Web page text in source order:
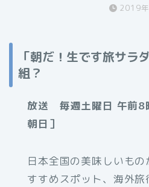
2019
「朝だ！生です旅サラ
組？
放送 毎週土曜日 午前8
朝日］
日本全国の美味しいも
すすめスポット、海外